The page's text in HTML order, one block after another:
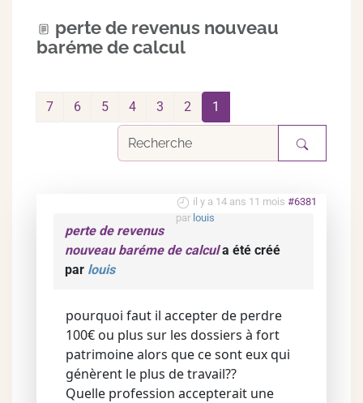
perte de revenus nouveau
baréme de calcul
1
2
3
4
5
6
7
il y a 14 ans 11 mois #6381
par louis
perte de revenus
nouveau baréme de calcula été créé
par louis
pourquoi faut il accepter de perdre
100€ ou plus sur les dossiers à fort
patrimoine alors que ce sont eux qui
génèrent le plus de travail??
Quelle profession accepterait une